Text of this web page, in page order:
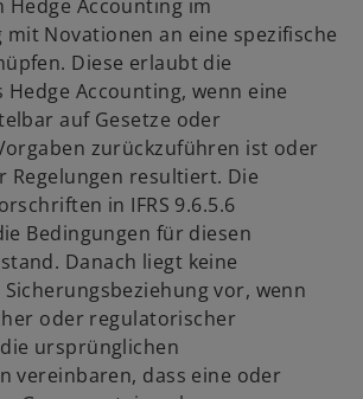
Hedge Accounting im
mit Novationen an eine spezifische
Diese erlaubt die
Accounting, wenn eine
auf Gesetze oder
zurückzuführen ist oder
Regelungen resultiert. Die
in IFRS 9.6.5.6
Bedingungen für diesen
Danach liegt keine
vor, wenn
oder regulatorischer
ursprünglichen
vereinbaren, dass eine oder